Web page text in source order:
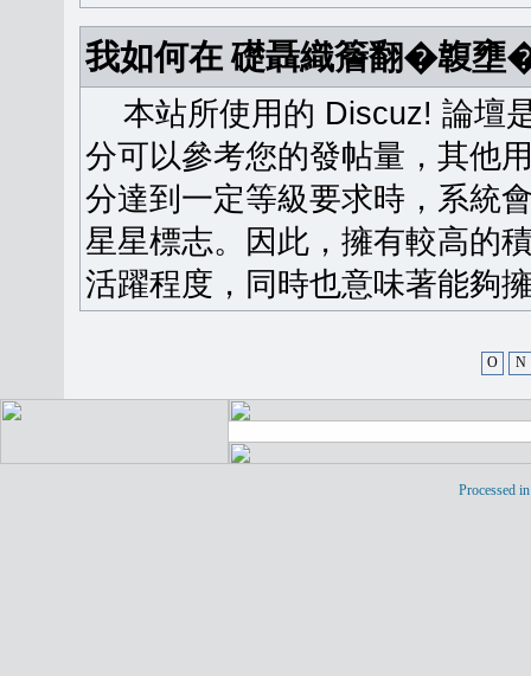
我如何在 礎聶織簷翻�䪖壅
本站所使用的 Discuz! 論壇
分可以參考您的發帖量，其他
分達到一定等級要求時，系統
星星標志。因此，擁有較高的
活躍程度，同時也意味著能夠
O N
Processed